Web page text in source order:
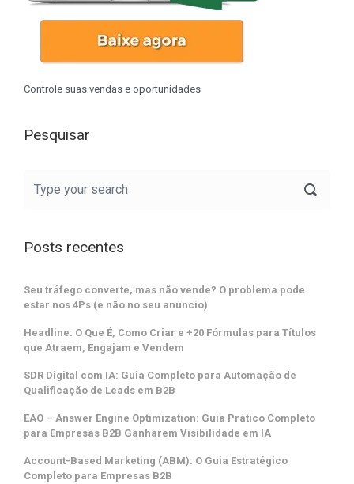
Controle suas vendas e oportunidades
Pesquisar
Posts recentes
Seu tráfego converte, mas não vende? O problema pode
estar nos 4Ps (e não no seu anúncio)
Headline: O Que É, Como Criar e +20 Fórmulas para Títulos
que Atraem, Engajam e Vendem
SDR Digital com IA: Guia Completo para Automação de
Qualificação de Leads em B2B
EAO – Answer Engine Optimization: Guia Prático Completo
para Empresas B2B Ganharem Visibilidade em IA
Account-Based Marketing (ABM): O Guia Estratégico
Completo para Empresas B2B